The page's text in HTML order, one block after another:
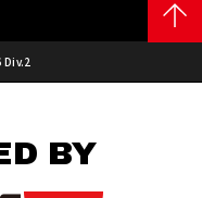
Div.2
BY